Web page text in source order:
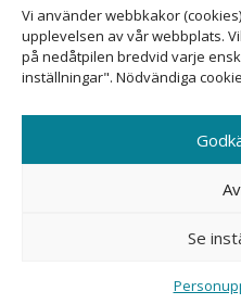
Vi använder webbkakor
upplevelsen av vår webbplats.
på nedåtpilen bredvid varje
inställningar". Nödvändiga
Se
Nationellt
Sveavägen
08-
Ansvarig utgivare: